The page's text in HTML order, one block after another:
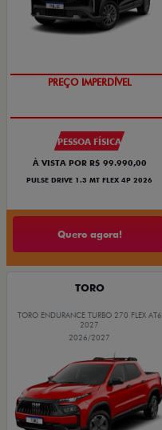
OPORTUNIDADE
PESSOA FÍSICA
À VISTA POR R$ 99.990,00
PULSE DRIVE 1.3 MT FLEX 4P 2026
Quero agora!
TORO
TORO ENDURANCE TURBO 270 FLEX AT6
2027
2026/2027